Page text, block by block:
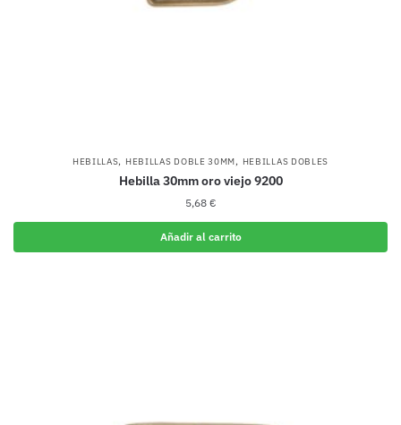
HEBILLAS, HEBILLAS DOBLE 30MM, HEBILLAS DOBLES
Hebilla 30mm oro viejo 9200
5,68 €
Añadir al carrito